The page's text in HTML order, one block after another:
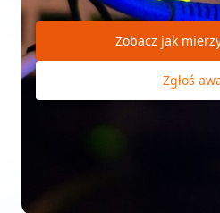
Zobacz jak
Zgłoś